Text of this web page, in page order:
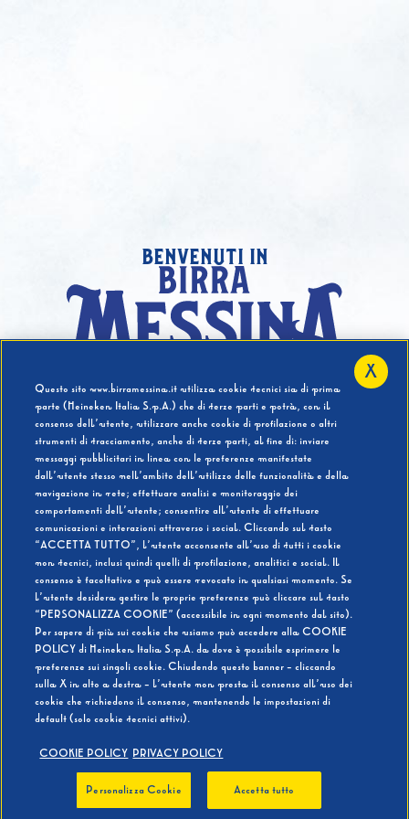
benvenuti in
Hai compiuto 18 Anni?
SI NO
BEVI RESPONSABILMENTE
Questo sito www.birramessina.it utilizza cookie tecnici sia di prima
parte (Heineken Italia S.p.A.) che di terze parti e potrà, con il
consenso dell’utente, utilizzare anche cookie di profilazione o altri
strumenti di tracciamento, anche di terze parti, al fine di: inviare
messaggi pubblicitari in linea con le preferenze manifestate
dall’utente stesso nell’ambito dell’utilizzo delle funzionalità e della
navigazione in rete; effettuare analisi e monitoraggio dei
comportamenti dell’utente; consentire all’utente di effettuare
comunicazioni e interazioni attraverso i social. Cliccando sul tasto
“ACCETTA TUTTO”, l’utente acconsente all’uso di tutti i cookie
non tecnici, inclusi quindi quelli di profilazione, analitici e social. Il
consenso è facoltativo e può essere revocato in qualsiasi momento. Se
l’utente desidera gestire le proprie preferenze può cliccare sul tasto
“PERSONALIZZA COOKIE” (accessibile in ogni momento dal sito).
Per sapere di più sui cookie che usiamo può accedere alla COOKIE
POLICY di Heineken Italia S.p.A. da dove è possibile esprimere le
preferenze sui singoli cookie. Chiudendo questo banner - cliccando
sulla X in alto a destra - l’utente non presta il consenso all’uso dei
cookie che richiedono il consenso, mantenendo le impostazioni di
default (solo cookie tecnici attivi).
COOKIE POLICY PRIVACY POLICY
Personalizza Cookie Accetta tutto
X